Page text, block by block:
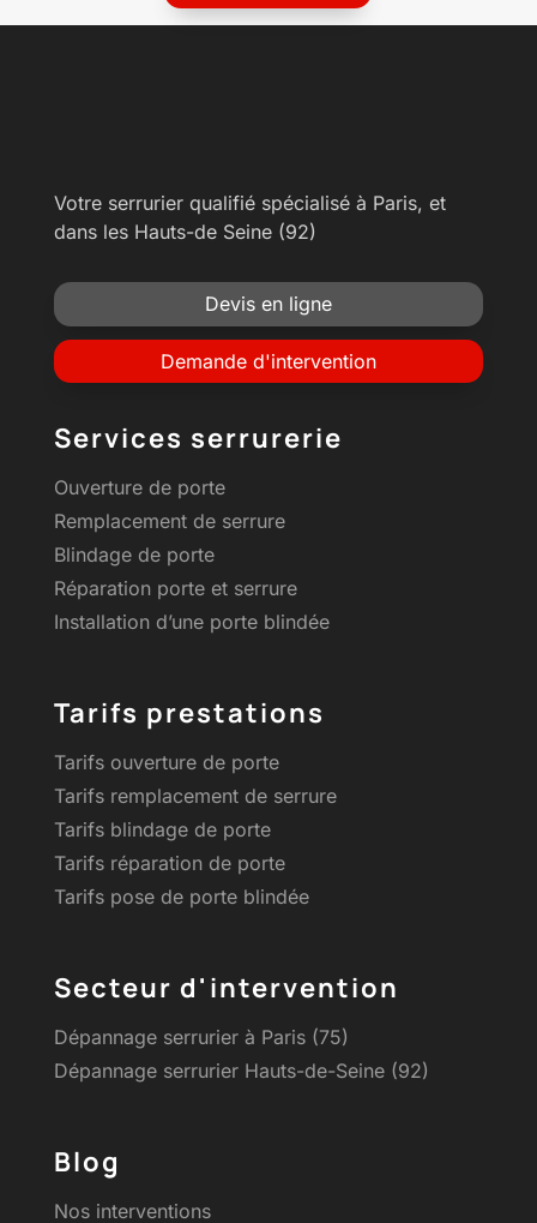
Votre serrurier qualifié spécialisé à Paris, et
dans les Hauts-de Seine (92)
Devis en ligne
Demande d'intervention
Services serrurerie
Ouverture de porte
Remplacement de serrure
Blindage de porte
Réparation porte et serrure
Installation d’une porte blindée
Tarifs prestations
Tarifs ouverture de porte
Tarifs remplacement de serrure
Tarifs blindage de porte
Tarifs réparation de porte
Tarifs pose de porte blindée
Secteur d'intervention
Dépannage serrurier à Paris (75)
Dépannage serrurier Hauts-de-Seine (92)
Blog
Nos interventions